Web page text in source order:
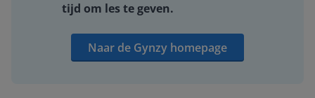
tijd om les te geven.
Naar de Gynzy homepage